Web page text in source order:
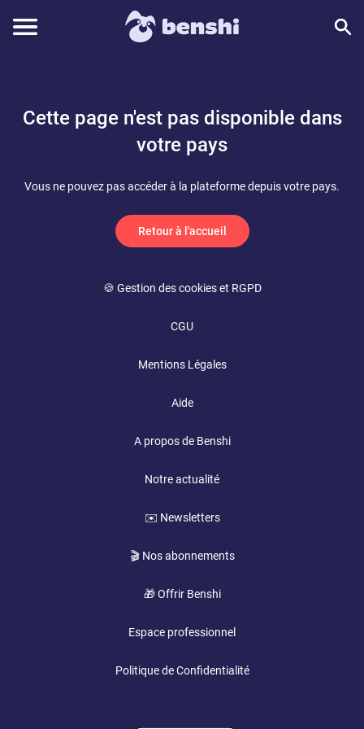
Cette page n'est pas disponible dans
votre pays
Vous ne pouvez pas accéder à la plateforme depuis votre pays.
Retour à l'accueil
🍪 Gestion des cookies et RGPD
CGU
Mentions Légales
Aide
A propos de Benshi
Notre actualité
✉️ Newsletters
🎬 Nos abonnements
🎁 Offrir Benshi
Espace professionnel
Politique de Confidentialité